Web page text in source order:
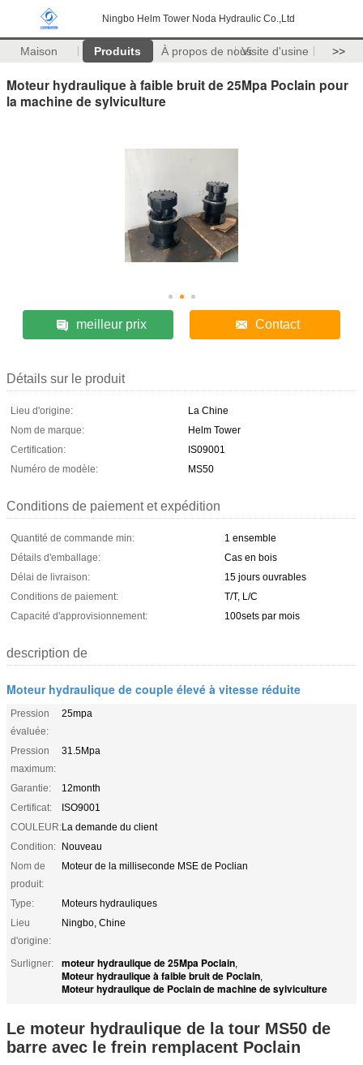
Ningbo Helm Tower Noda Hydraulic Co.,Ltd
Maison Produits À propos de nousVisite d'usine >>
Moteur hydraulique à faible bruit de 25Mpa Poclain pour
la machine de sylviculture
meilleur prix Contact
Détails sur le produit
Lieu d'origine:
La Chine
Nom de marque:
Helm Tower
Certification:
IS09001
Numéro de modèle:
MS50
Conditions de paiement et expédition
Quantité de commande min:
1 ensemble
Détails d'emballage:
Cas en bois
Délai de livraison:
15 jours ouvrables
Conditions de paiement:
T/T, L/C
Capacité d'approvisionnement:
100sets par mois
description de
Moteur hydraulique de couple élevé à vitesse réduite
Pression
évaluée:
25mpa
Pression
maximum:
31.5Mpa
Garantie:
12month
Certificat:
ISO9001
COULEUR:La demande du client
Condition: Nouveau
Nom de
produit:
Moteur de la milliseconde MSE de Poclian
Type:
Moteurs hydrauliques
Lieu
d'origine:
Ningbo, Chine
Surligner: moteur hydraulique de 25Mpa Poclain,
Moteur hydraulique à faible bruit de Poclain,
Moteur hydraulique de Poclain de machine de sylviculture
Le moteur hydraulique de la tour MS50 de
barre avec le frein remplacent Poclain